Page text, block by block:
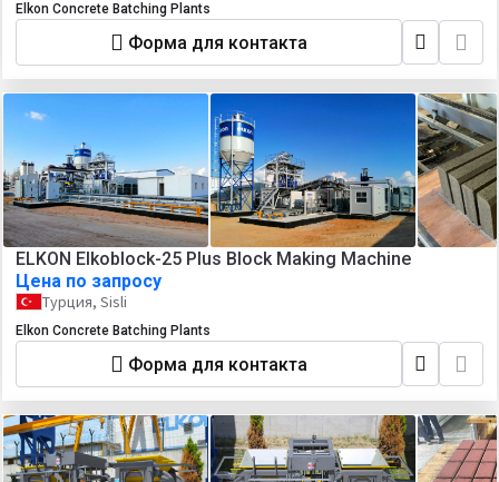
Elkon Concrete Batching Plants
Форма для контакта
ELKON Elkoblock-25 Plus Block Making Machine
Цена по запросу
Турция, Sisli
Elkon Concrete Batching Plants
Форма для контакта